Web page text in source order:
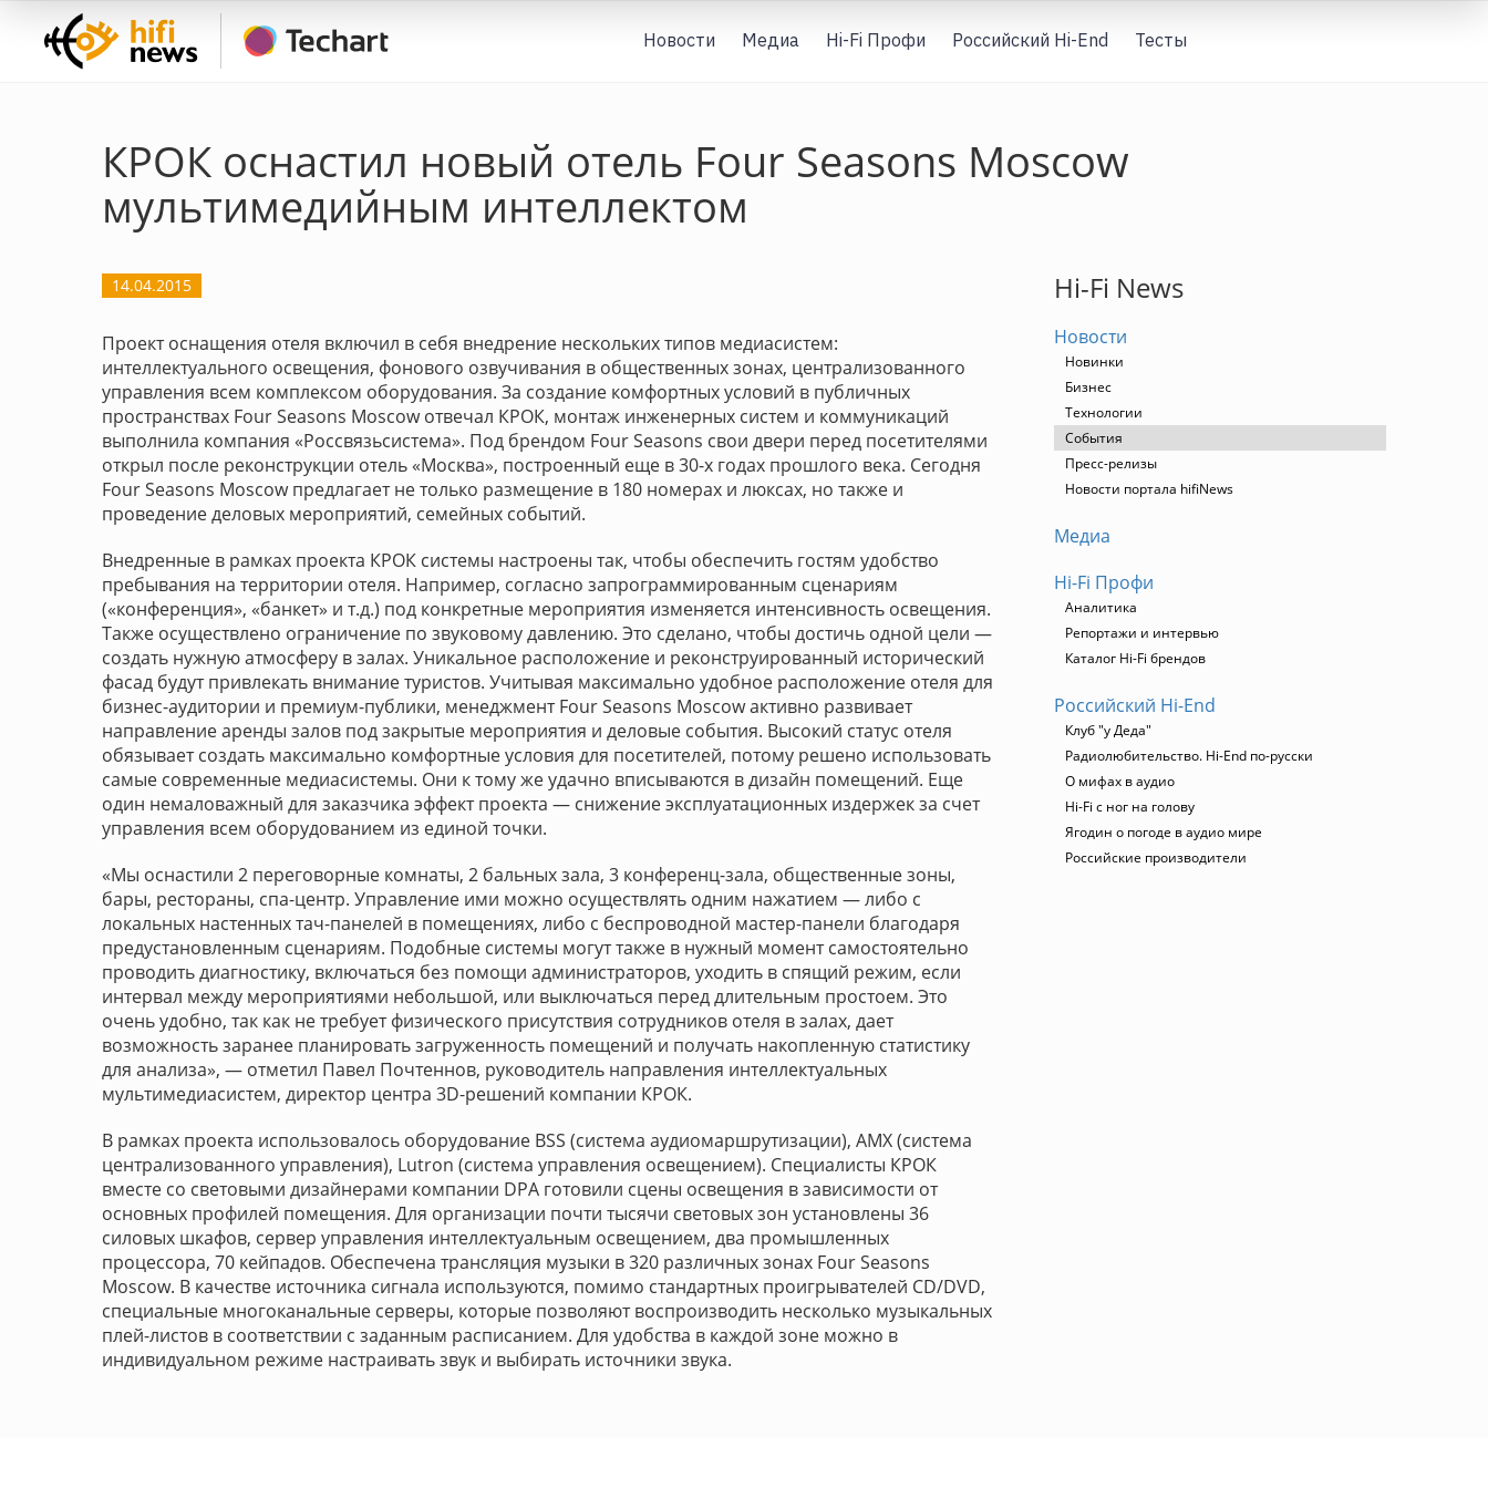
Новости Медиа Hi-Fi Профи Российский Hi-End Тесты
КРОК оснастил новый отель Four Seasons Moscow
мультимедийным интеллектом
14.04.2015
Проект оснащения отеля включил в себя внедрение нескольких типов медиасистем:
интеллектуального освещения, фонового озвучивания в общественных зонах, централизованного
управления всем комплексом оборудования. За создание комфортных условий в публичных
пространствах Four Seasons Moscow отвечал КРОК, монтаж инженерных систем и коммуникаций
выполнила компания «Россвязьсистема». Под брендом Four Seasons свои двери перед посетителями
открыл после реконструкции отель «Москва», построенный еще в 30-х годах прошлого века. Сегодня
Four Seasons Moscow предлагает не только размещение в 180 номерах и люксах, но также и
проведение деловых мероприятий, семейных событий.
Внедренные в рамках проекта КРОК системы настроены так, чтобы обеспечить гостям удобство
пребывания на территории отеля. Например, согласно запрограммированным сценариям
(«конференция», «банкет» и т.д.) под конкретные мероприятия изменяется интенсивность освещения.
Также осуществлено ограничение по звуковому давлению. Это сделано, чтобы достичь одной цели —
создать нужную атмосферу в залах. Уникальное расположение и реконструированный исторический
фасад будут привлекать внимание туристов. Учитывая максимально удобное расположение отеля для
бизнес-аудитории и премиум-публики, менеджмент Four Seasons Moscow активно развивает
направление аренды залов под закрытые мероприятия и деловые события. Высокий статус отеля
обязывает создать максимально комфортные условия для посетителей, потому решено использовать
самые современные медиасистемы. Они к тому же удачно вписываются в дизайн помещений. Еще
один немаловажный для заказчика эффект проекта — снижение эксплуатационных издержек за счет
управления всем оборудованием из единой точки.
«Мы оснастили 2 переговорные комнаты, 2 бальных зала, 3 конференц-зала, общественные зоны,
бары, рестораны, спа-центр. Управление ими можно осуществлять одним нажатием — либо с
локальных настенных тач-панелей в помещениях, либо с беспроводной мастер-панели благодаря
предустановленным сценариям. Подобные системы могут также в нужный момент самостоятельно
проводить диагностику, включаться без помощи администраторов, уходить в спящий режим, если
интервал между мероприятиями небольшой, или выключаться перед длительным простоем. Это
очень удобно, так как не требует физического присутствия сотрудников отеля в залах, дает
возможность заранее планировать загруженность помещений и получать накопленную статистику
для анализа», — отметил Павел Почтеннов, руководитель направления интеллектуальных
мультимедиасистем, директор центра 3D-решений компании КРОК.
В рамках проекта использовалось оборудование BSS (система аудиомаршрутизации), AMX (система
централизованного управления), Lutron (система управления освещением). Специалисты КРОК
вместе со световыми дизайнерами компании DPA готовили сцены освещения в зависимости от
основных профилей помещения. Для организации почти тысячи световых зон установлены 36
силовых шкафов, сервер управления интеллектуальным освещением, два промышленных
процессора, 70 кейпадов. Обеспечена трансляция музыки в 320 различных зонах Four Seasons
Moscow. В качестве источника сигнала используются, помимо стандартных проигрывателей CD/DVD,
специальные многоканальные серверы, которые позволяют воспроизводить несколько музыкальных
плей-листов в соответствии с заданным расписанием. Для удобства в каждой зоне можно в
индивидуальном режиме настраивать звук и выбирать источники звука.
Hi-Fi News
Новости
Новинки
Бизнес
Технологии
События
Пресс-релизы
Новости портала hifiNews
Медиа
Hi-Fi Профи
Аналитика
Репортажи и интервью
Каталог Hi-Fi брендов
Российский Hi-End
Клуб "у Деда"
Радиолюбительство. Hi-End по-русски
О мифах в аудио
Hi-Fi с ног на голову
Ягодин о погоде в аудио мире
Российские производители